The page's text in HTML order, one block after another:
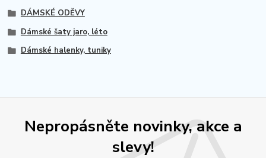
DÁMSKÉ ODĚVY
Dámské šaty jaro, léto
Dámské halenky, tuniky
Nepropásněte novinky, akce a
slevy!